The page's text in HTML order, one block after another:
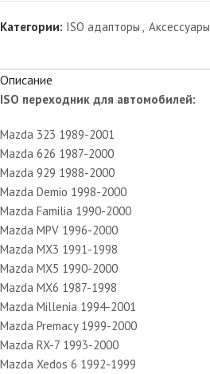
Категории: ISO адапторы , Аксессуары
Описание
ISO переходник для автомобилей:
Mazda 323 1989-2001
Mazda 626 1987-2000
Mazda 929 1988-2000
Mazda Demio 1998-2000
Mazda Familia 1990-2000
Mazda MPV 1996-2000
Mazda MX3 1991-1998
Mazda MX5 1990-2000
Mazda MX6 1987-1998
Mazda Millenia 1994-2001
Mazda Premacy 1999-2000
Mazda RX-7 1993-2000
Mazda Xedos 6 1992-1999